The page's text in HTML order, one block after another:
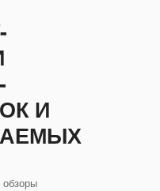
И
обзоры